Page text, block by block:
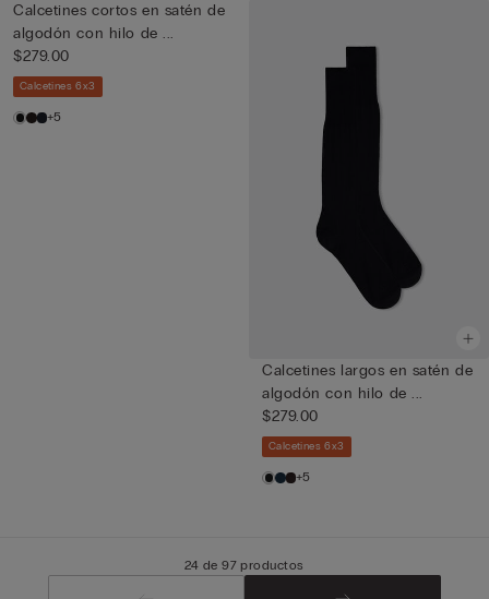
Calcetines cortos en satén de
algodón con hilo de ...
$279.00
Calcetines 6x3
+5
Calcetines largos en satén de
algodón con hilo de ...
$279.00
Calcetines 6x3
+5
24 de 97 productos